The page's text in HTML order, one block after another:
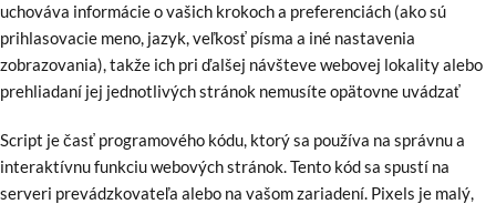
uchováva informácie o vašich krokoch a preferenciách (ako sú
prihlasovacie meno, jazyk, veľkosť písma a iné nastavenia
zobrazovania), takže ich pri ďalšej návšteve webovej lokality alebo
prehliadaní jej jednotlivých stránok nemusíte opätovne uvádzať
Script je časť programového kódu, ktorý sa používa na správnu a
interaktívnu funkciu webových stránok. Tento kód sa spustí na
serveri prevádzkovateľa alebo na vašom zariadení. Pixels je malý,